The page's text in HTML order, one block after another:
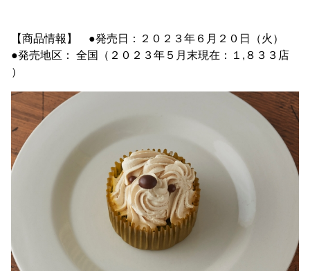
【商品情報】 ●発売日：２０２３年６月２０日（火）
●発売地区： 全国（２０２３年５月末現在：１,８３３店
）